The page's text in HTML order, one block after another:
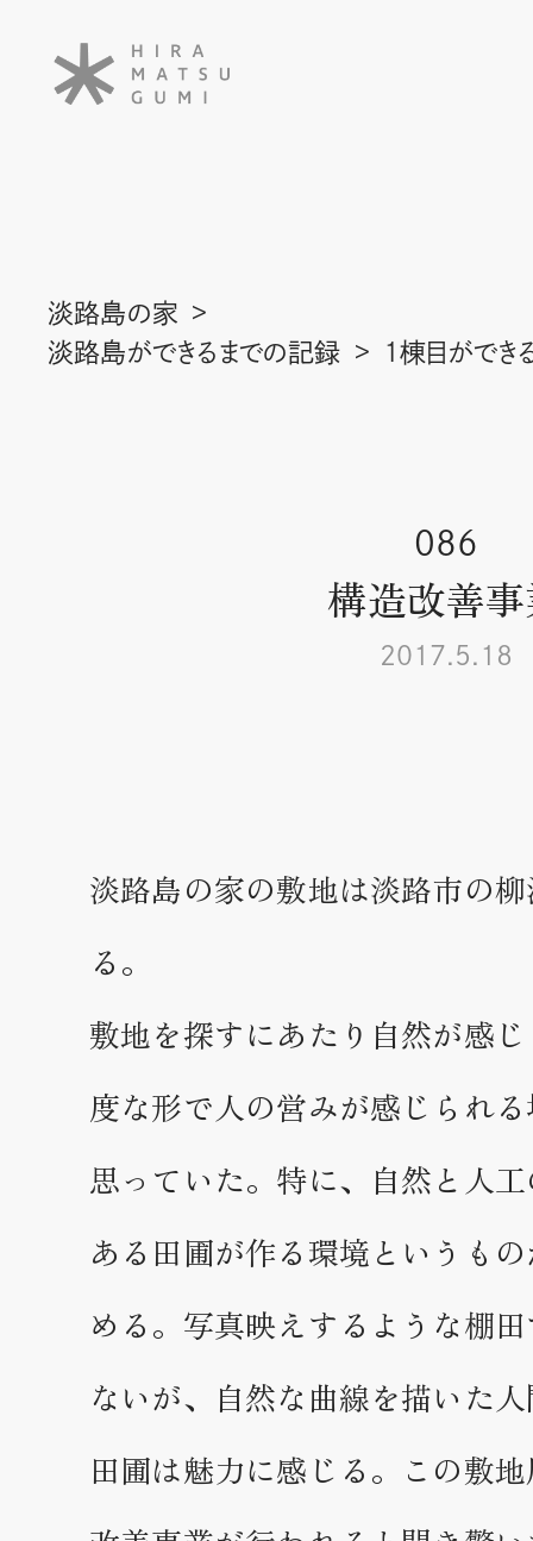
淡路島の家
淡路島ができるまでの記録
1棟目ができ
086
構造改善
2017.5.18
淡路島の家の敷地は淡路市の
る。
敷地を探すにあたり自然が感
度な形で人の営みが感じられ
思っていた。特に、自然と人
ある田圃が作る環境というも
める。写真映えするような棚
ないが、自然な曲線を描いた
田圃は魅力に感じる。この敷